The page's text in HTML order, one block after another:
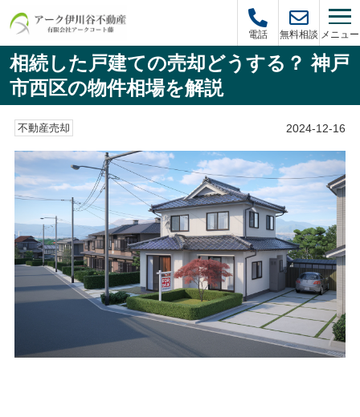
電話 無料相談 メニュー
相続した戸建ての売却どうする？ 神戸
市西区の物件相場を解説
不動産売却 2024-12-16